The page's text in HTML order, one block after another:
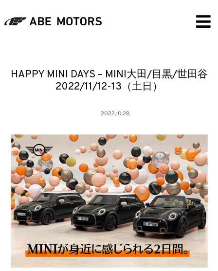
HAPPY MINI DAYS – MINI大田/目黒/世田谷
2022/11/12-13（土日）
2022.10.28